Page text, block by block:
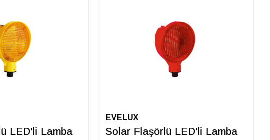
LED'li Lamba
EVELUX
Solar Flaşörlü LED'li Lamba